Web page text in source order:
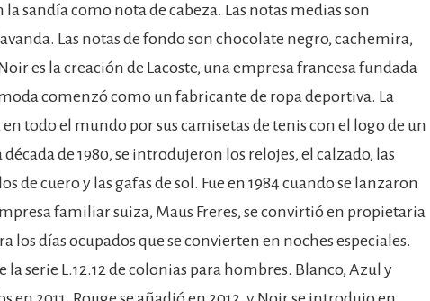
sandía como nota de cabeza. Las notas medias son
Las notas de fondo son chocolate negro, cachemira,
es la creación de Lacoste, una empresa francesa fundada
moda comenzó como un fabricante de ropa deportiva. La
todo el mundo por sus camisetas de tenis con el logo de un
de 1980, se introdujeron los relojes, el calzado, las
de cuero y las gafas de sol. Fue en 1984 cuando se lanzaron
familiar suiza, Maus Freres, se convirtió en propietaria
los días ocupados que se convierten en noches especiales.
la serie L.12.12 de colonias para hombres. Blanco, Azul y